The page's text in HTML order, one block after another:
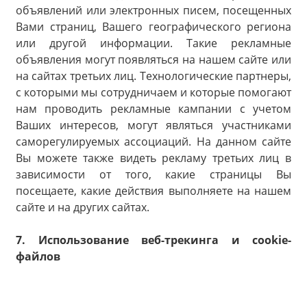
объявлений или электронных писем, посещенных
Вами страниц, Вашего географического региона
или другой информации. Такие рекламные
объявления могут появляться на нашем сайте или
на сайтах третьих лиц. Технологические партнеры,
с которыми мы сотрудничаем и которые помогают
нам проводить рекламные кампании с учетом
Ваших интересов, могут являться участниками
саморегулируемых ассоциаций. На данном сайте
Вы можете также видеть рекламу третьих лиц в
зависимости от того, какие страницы Вы
посещаете, какие действия выполняете на нашем
сайте и на других сайтах.
7. Использование веб-трекинга и cookie-
файлов